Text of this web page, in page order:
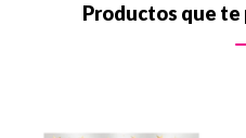
Productos que